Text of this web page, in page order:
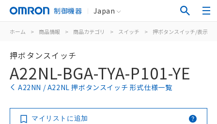
制御機器 Japan
ホーム > 商品情報 > 商品カテゴリ > スイッチ > 押ボタンスイッチ/表示灯
押ボタンスイッチ
A22NL-BGA-TYA-P101-YE
A22NN / A22NL 押ボタンスイッチ 形式仕様一覧
マイリストに追加